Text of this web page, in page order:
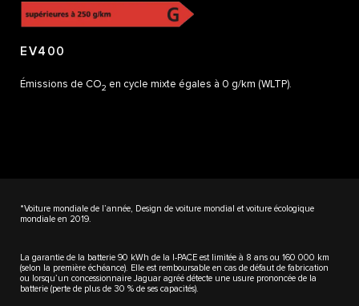
EV400
Émissions de CO2 en cycle mixte égales à 0 g/km (WLTP).
*Voiture mondiale de l’année, Design de voiture mondial et voiture écologique
mondiale en 2019.
La garantie de la batterie 90 kWh de la I-PACE est limitée à 8 ans ou 160 000 km
(selon la première échéance). Elle est remboursable en cas de défaut de fabrication
ou lorsqu’un concessionnaire Jaguar agréé détecte une usure prononcée de la
batterie (perte de plus de 30 % de ses capacités).